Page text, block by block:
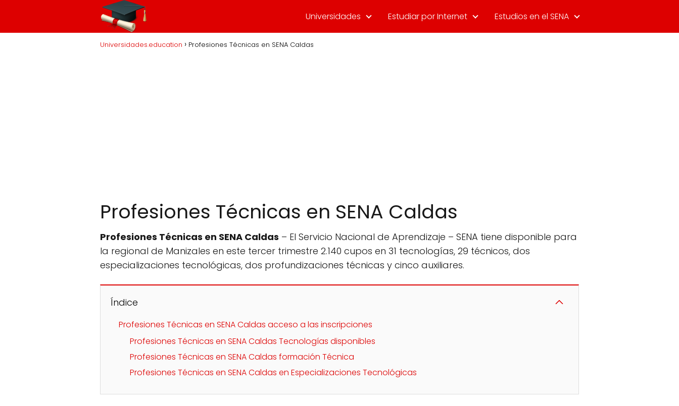
Universidades Estudiar por Internet Estudios en el SENA
Universidades.education Profesiones Técnicas en SENA Caldas
Profesiones Técnicas en SENA Caldas
Profesiones Técnicas en SENA Caldas – El Servicio Nacional de Aprendizaje – SENA tiene disponible para
la regional de Manizales en este tercer trimestre 2.140 cupos en 31 tecnologías, 29 técnicos, dos
especializaciones tecnológicas, dos profundizaciones técnicas y cinco auxiliares.
Índice
Profesiones Técnicas en SENA Caldas acceso a las inscripciones
Profesiones Técnicas en SENA Caldas Tecnologías disponibles
Profesiones Técnicas en SENA Caldas formación Técnica
Profesiones Técnicas en SENA Caldas en Especializaciones Tecnológicas